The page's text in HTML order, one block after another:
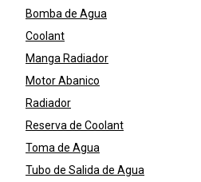
Bomba de Agua
Coolant
Manga Radiador
Motor Abanico
Radiador
Reserva de Coolant
Toma de Agua
Tubo de Salida de Agua